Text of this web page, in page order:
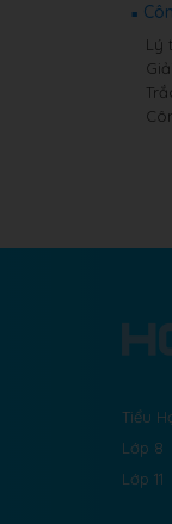
Lý
Tiểu
Lớp 8
Lớp 11